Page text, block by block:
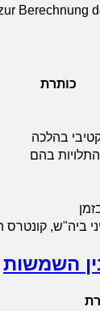
Berechnung
כותרת
בהלכה
בהם
ביה"ש,
השמשות